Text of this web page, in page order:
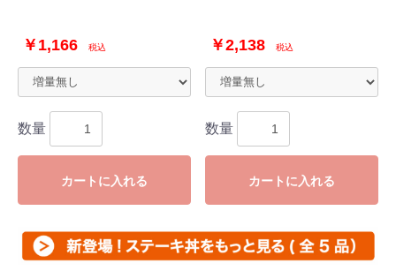
￥1,166 税込
数量
カートに入れる
￥2,138 税込
数量
カートに入れる